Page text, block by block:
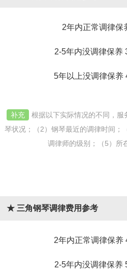
2年内正常调律保
2-5年内没调律保养
5年以上没调律保养
补充
根据以下实际情况的不同，
琴状况；（2）钢琴最近的调律时间；
调律师的级别；（5）所
★ 三角钢琴调律费用参考
2年内正常调律保养
2-5年内没调律保养